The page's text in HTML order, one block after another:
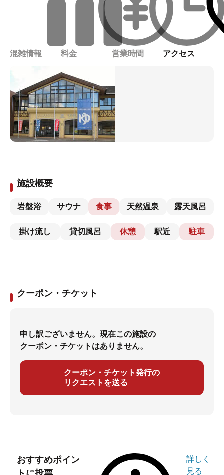
混雑情報 料金 営業時間 アクセス
施設概要
岩盤浴 サウナ 食事 天然温泉 露天風呂
掛け流し 貸切風呂 休憩 駅近 駐車
クーポン・チケット
申し訳ございません。現在この施設の
クーポン・チケットはありません。
クーポン・チケット発行の
リクエストを送る
おすすめポイン
トに投票
詳しく
見る